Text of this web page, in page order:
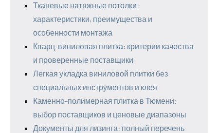
Тканевые натяжные потолки:
характеристики, преимущества и
особенности монтажа
Кварц-виниловая плитка: критерии качества
и проверенные поставщики
Легкая укладка виниловой плитки без
специальных инструментов и клея
Каменно-полимерная плитка в Тюмени:
выбор поставщиков и ценовые диапазоны
Документы для лизинга: полный перечень